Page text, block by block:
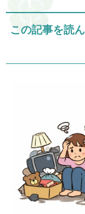
この記事を読